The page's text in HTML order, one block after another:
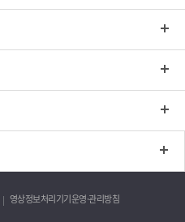
영상정보처리기기운영·관리방침